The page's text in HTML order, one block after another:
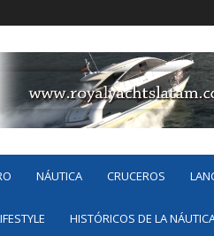
NÁUTICA CRUCEROS
HISTÓRICOS DE LA